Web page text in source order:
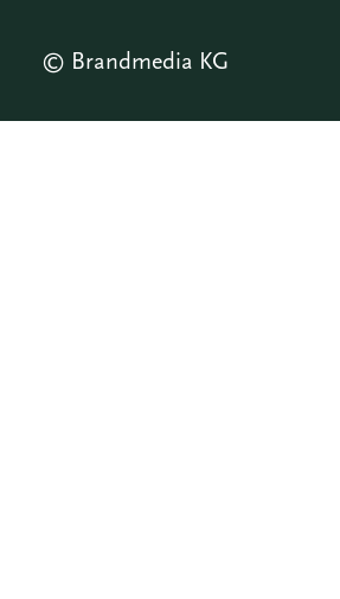
© Brandmedia KG